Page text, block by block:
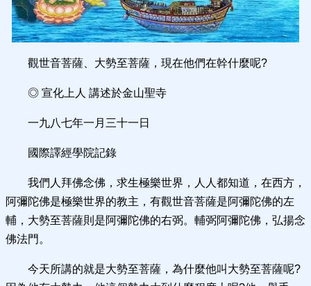
觀世音菩薩、大勢至菩薩，現在他們在幹什麼呢?
◎ 宣化上人 講述於金山聖寺
一九八七年一月三十一日
國際譯經學院記錄
我們人拜佛念佛，求生極樂世界，人人都知道，在西方，
阿彌陀佛是極樂世界的教主，有觀世音菩薩是阿彌陀佛的左
輔，大勢至菩薩則是阿彌陀佛的右弼。輔弼阿彌陀佛，弘揚念
佛法門。
今天所講的就是大勢至菩薩，為什麼他叫大勢至菩薩呢?